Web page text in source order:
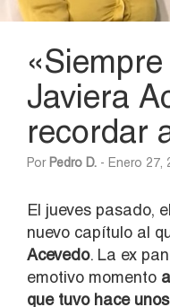
Javiera
recordar
Por Pedro D. - Enero 27,
El jueves pasado,
nuevo capítulo al
Acevedo. La ex
emotivo momento
que tuvo hace